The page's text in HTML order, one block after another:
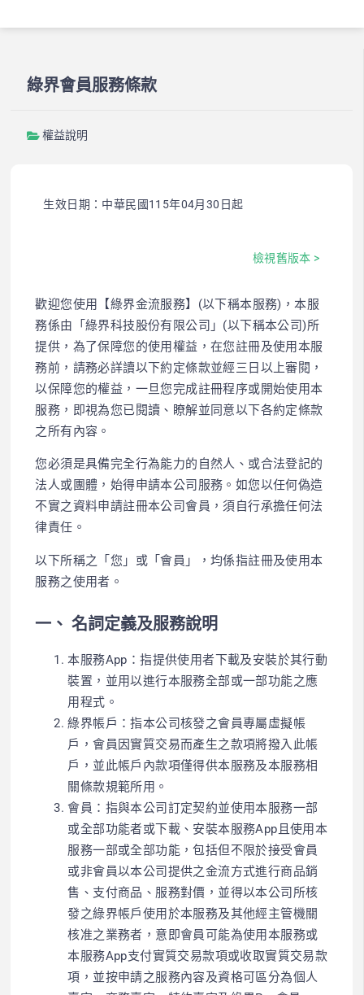
綠界會員服務條款
權益說明
生效日期：中華民國115年04月30日起
檢視舊版本 >
歡迎您使用【綠界金流服務】(以下稱本服務)，本服
務係由「綠界科技股份有限公司」(以下稱本公司)所
提供，為了保障您的使用權益，在您註冊及使用本服
務前，請務必詳讀以下約定條款並經三日以上審閱，
以保障您的權益，一旦您完成註冊程序或開始使用本
服務，即視為您已閱讀、瞭解並同意以下各約定條款
之所有內容。
您必須是具備完全行為能力的自然人、或合法登記的
法人或團體，始得申請本公司服務。如您以任何偽造
不實之資料申請註冊本公司會員，須自行承擔任何法
律責任。
以下所稱之「您」或「會員」，均係指註冊及使用本
服務之使用者。
一、 名詞定義及服務說明
本服務App：指提供使用者下載及安裝於其行動
裝置，並用以進行本服務全部或一部功能之應
用程式。
綠界帳戶：指本公司核發之會員專屬虛擬帳
戶，會員因實質交易而產生之款項將撥入此帳
戶，並此帳戶內款項僅得供本服務及本服務相
關條款規範所用。
會員：指與本公司訂定契約並使用本服務一部
或全部功能者或下載、安裝本服務App且使用本
服務一部或全部功能，包括但不限於接受會員
或非會員以本公司提供之金流方式進行商品銷
售、支付商品、服務對價，並得以本公司所核
發之綠界帳戶使用於本服務及其他經主管機關
核准之業務者，意即會員可能為使用本服務或
本服務App支付實質交易款項或收取實質交易款
項，並按申請之服務內容及資格可區分為個人